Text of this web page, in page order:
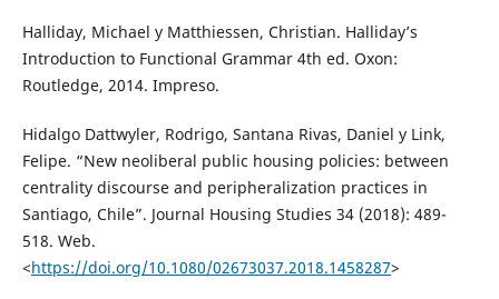
Halliday, Michael y Matthiessen, Christian. Halliday’s
Introduction to Functional Grammar 4th ed. Oxon:
Routledge, 2014. Impreso.
Hidalgo Dattwyler, Rodrigo, Santana Rivas, Daniel y Link,
Felipe. “New neoliberal public housing policies: between
centrality discourse and peripheralization practices in
Santiago, Chile”. Journal Housing Studies 34 (2018): 489-
518. Web.
<https://doi.org/10.1080/02673037.2018.1458287>